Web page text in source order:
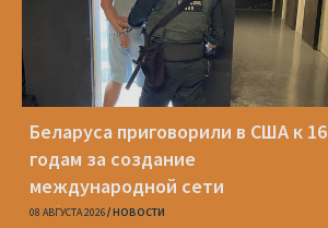
Беларуса приговорили в США к 16
годам за создание
международной сети
кибервымогателей
08 АВГУСТА 2026 НОВОСТИ